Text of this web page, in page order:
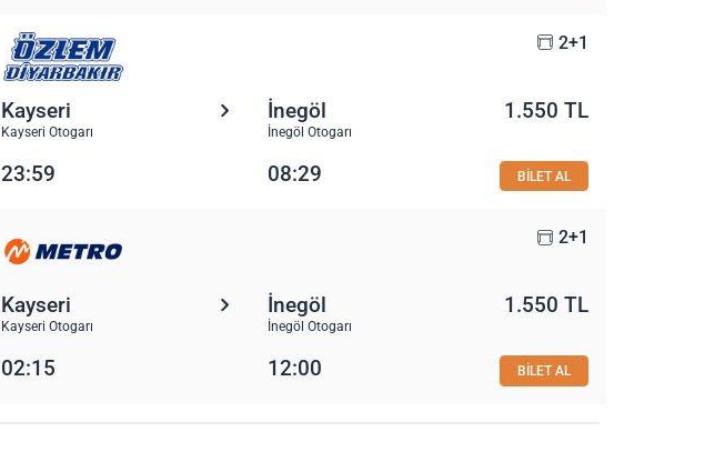
2+1
Kayseri
Kayseri Otogarı
İnegöl
İnegöl Otogarı
1.550 TL
23:59 08:29 BİLET AL
2+1
Kayseri
Kayseri Otogarı
İnegöl
İnegöl Otogarı
1.550 TL
02:15 12:00 BİLET AL